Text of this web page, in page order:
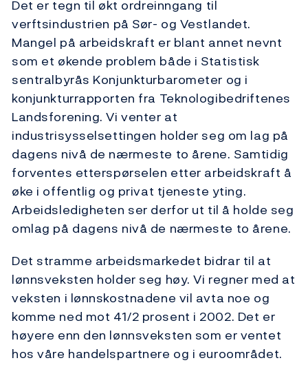
Det er tegn til økt ordreinngang til
verftsindustrien på Sør- og Vestlandet.
Mangel på arbeidskraft er blant annet nevnt
som et økende problem både i Statistisk
sentralbyrås Konjunkturbarometer og i
konjunkturrapporten fra Teknologibedriftenes
Landsforening. Vi venter at
industrisysselsettingen holder seg om lag på
dagens nivå de nærmeste to årene. Samtidig
forventes etterspørselen etter arbeidskraft å
øke i offentlig og privat tjeneste yting.
Arbeidsledigheten ser derfor ut til å holde seg
omlag på dagens nivå de nærmeste to årene.
Det stramme arbeidsmarkedet bidrar til at
lønnsveksten holder seg høy. Vi regner med at
veksten i lønnskostnadene vil avta noe og
komme ned mot 41/2 prosent i 2002. Det er
høyere enn den lønnsveksten som er ventet
hos våre handelspartnere og i euroområdet.